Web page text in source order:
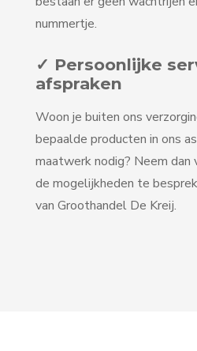
nummertje.
✓ Persoonlijke
afspraken
Woon je buiten ons
bepaalde producten in ons
maatwerk nodig? Neem dan
de mogelijkheden te
van Groothandel De Kreij.